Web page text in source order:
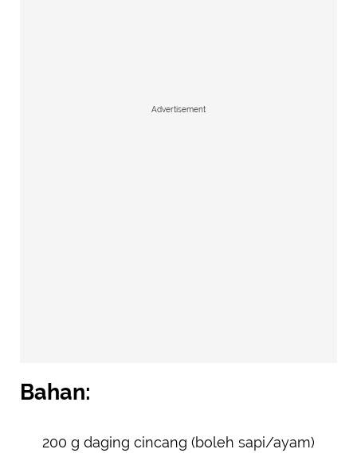
Advertisement
Bahan:
200 g daging cincang (boleh sapi/ayam)